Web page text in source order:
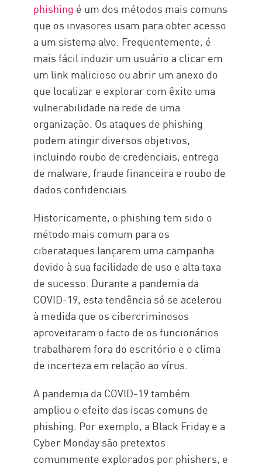
phishing é um dos métodos mais comuns
que os invasores usam para obter acesso
a um sistema alvo. Freqüentemente, é
mais fácil induzir um usuário a clicar em
um link malicioso ou abrir um anexo do
que localizar e explorar com êxito uma
vulnerabilidade na rede de uma
organização. Os ataques de phishing
podem atingir diversos objetivos,
incluindo roubo de credenciais, entrega
de malware, fraude financeira e roubo de
dados confidenciais.
Historicamente, o phishing tem sido o
método mais comum para os
ciberataques lançarem uma campanha
devido à sua facilidade de uso e alta taxa
de sucesso. Durante a pandemia da
COVID-19, esta tendência só se acelerou
à medida que os cibercriminosos
aproveitaram o facto de os funcionários
trabalharem fora do escritório e o clima
de incerteza em relação ao vírus.
A pandemia da COVID-19 também
ampliou o efeito das iscas comuns de
phishing. Por exemplo, a Black Friday e a
Cyber Monday são pretextos
comummente explorados por phishers, e